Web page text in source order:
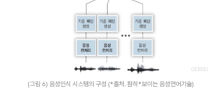
(그림 6) 음성인식 시스템의 구성 (*출처. 훤히*보이는 음성언어기술)